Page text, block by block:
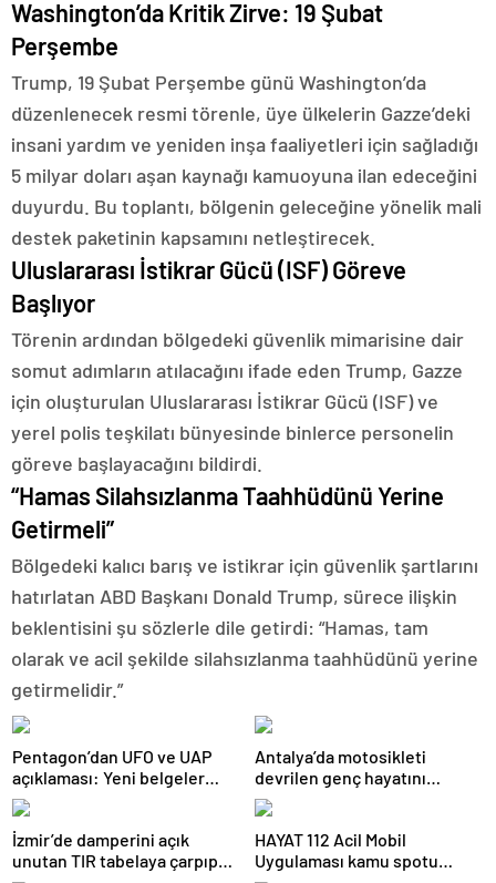
Washington’da Kritik Zirve: 19 Şubat
Perşembe
Trump, 19 Şubat Perşembe günü Washington’da
düzenlenecek resmi törenle, üye ülkelerin Gazze’deki
insani yardım ve yeniden inşa faaliyetleri için sağladığı
5 milyar doları aşan kaynağı kamuoyuna ilan edeceğini
duyurdu. Bu toplantı, bölgenin geleceğine yönelik mali
destek paketinin kapsamını netleştirecek.
Uluslararası İstikrar Gücü (ISF) Göreve
Başlıyor
Törenin ardından bölgedeki güvenlik mimarisine dair
somut adımların atılacağını ifade eden Trump, Gazze
için oluşturulan Uluslararası İstikrar Gücü (ISF) ve
yerel polis teşkilatı bünyesinde binlerce personelin
göreve başlayacağını bildirdi.
“Hamas Silahsızlanma Taahhüdünü Yerine
Getirmeli”
Bölgedeki kalıcı barış ve istikrar için güvenlik şartlarını
hatırlatan ABD Başkanı Donald Trump, sürece ilişkin
beklentisini şu sözlerle dile getirdi: “Hamas, tam
olarak ve acil şekilde silahsızlanma taahhüdünü yerine
getirmelidir.”
Pentagon’dan UFO ve UAP
açıklaması: Yeni belgeler
kamuoyuyla paylaşıldı
Antalya’da motosikleti
devrilen genç hayatını
kaybetti
İzmir’de damperini açık
unutan TIR tabelaya çarpıp
HAYAT 112 Acil Mobil
Uygulaması kamu spotu